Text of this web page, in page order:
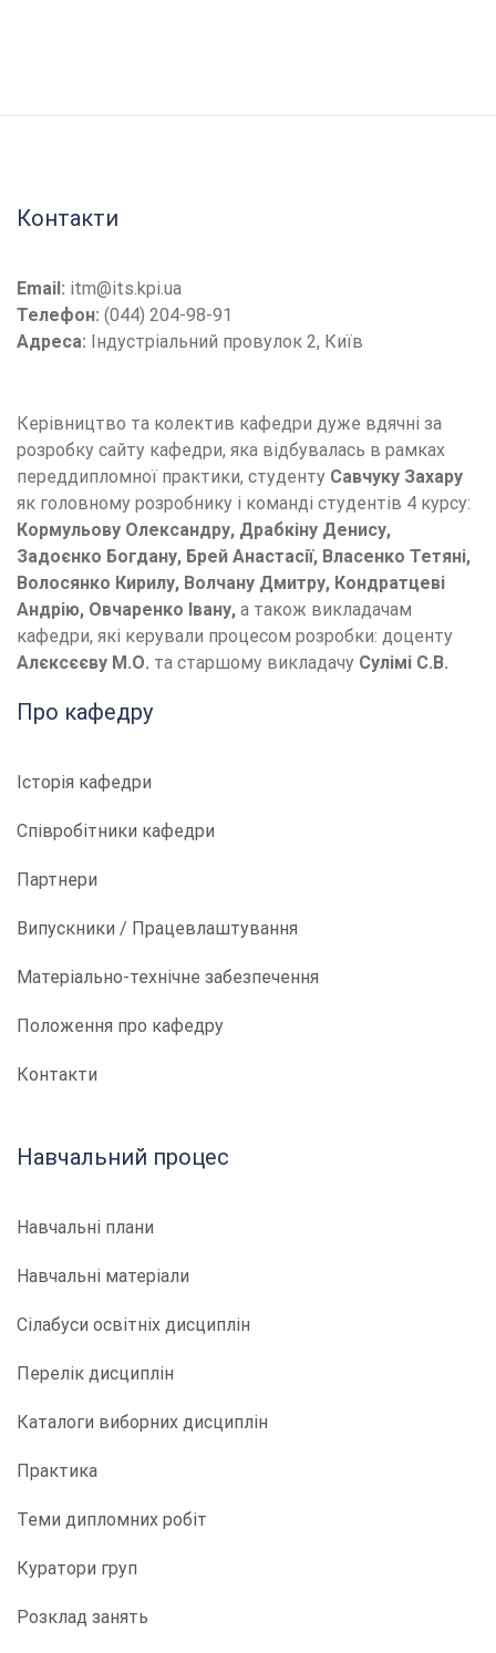
Контакти
Email: itm@its.kpi.ua
Телефон: (044) 204-98-91
Адреса: Індустріальний провулок 2, Київ
Керівництво та колектив кафедри дуже вдячні за
розробку сайту кафедри, яка відбувалась в рамках
переддипломної практики, студенту Савчуку Захару
як головному розробнику і команді студентів 4 курсу:
Кормульову Олександру, Драбкіну Денису,
Задоєнко Богдану, Брей Анастасії, Власенко Тетяні,
Волосянко Кирилу, Волчану Дмитру, Кондратцеві
Андрію, Овчаренко Івану, а також викладачам
кафедри, які керували процесом розробки: доценту
Алєксєєву М.О. та старшому викладачу Сулімі С.В.
Про кафедру
Історія кафедри
Співробітники кафедри
Партнери
Випускники / Працевлаштування
Матеріально-технічне забезпечення
Положення про кафедру
Контакти
Навчальний процес
Навчальні плани
Навчальні матеріали
Сілабуси освітніх дисциплін
Перелік дисциплін
Каталоги виборних дисциплін
Практика
Теми дипломних робіт
Куратори груп
Розклад занять